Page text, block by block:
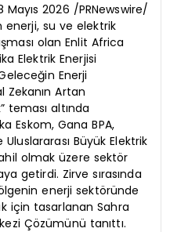
Mayıs 2026 /PRNewswire/
enerji, su ve elektrik
olan Enlit Africa
Elektrik Enerjisi
Enerji
Zekanın Artan
teması altında
Eskom, Gana BPA,
Büyük Elektrik
olmak üzere sektör
getirdi. Zirve sırasında
enerji sektöründe
için tasarlanan Sahra
Çözümünü tanıttı.